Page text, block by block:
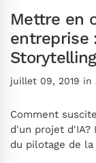
Mettre en
entreprise
juillet 09, 2019 in
Comment
d'un projet d'IA?
du pilotage de